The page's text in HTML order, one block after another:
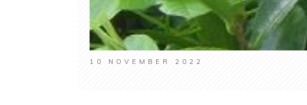
10 NOVEMBER 2022